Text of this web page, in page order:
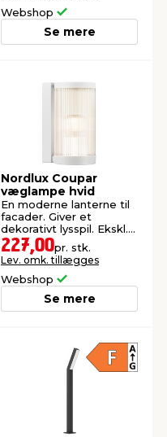
Webshop
Se mere
Nordlux Coupar
væglampe hvid
En moderne lanterne til
facader. Giver et
dekorativt lysspil. Ekskl.
lyskilde.
227,00pr. stk.
Lev. omk. tillægges
Webshop
Se mere